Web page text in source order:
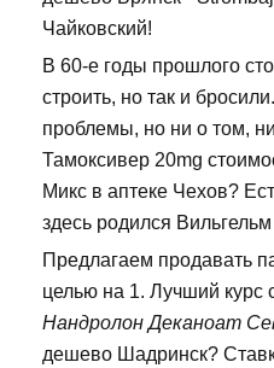
Чайковский!
В 60-е годы прошлого
строить, но так и
проблемы, но ни о том,
Тамоксивер 20mg
Микс в аптеке Чехов?
здесь родился
Предлагаем продавать
целью на 1. Лучший курс
Нандролон Деканоат
дешево Шадринск?